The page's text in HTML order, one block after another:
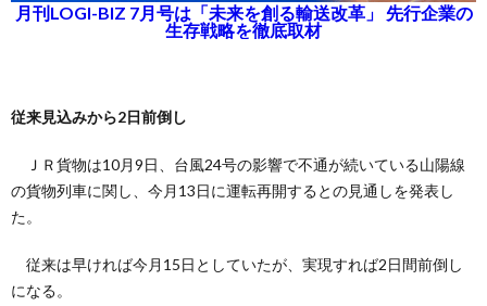
月刊LOGI-BIZ 7月号は「未来を創る輸送改革」 先行企業の
生存戦略を徹底取材
従来見込みから2日前倒し
ＪＲ貨物は10月9日、台風24号の影響で不通が続いている山陽線
の貨物列車に関し、今月13日に運転再開するとの見通しを発表し
た。
従来は早ければ今月15日としていたが、実現すれば2日間前倒し
になる。